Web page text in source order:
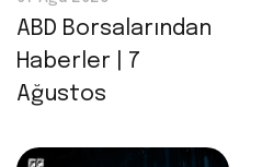
ABD Borsalarından
Haberler | 7
Ağustos